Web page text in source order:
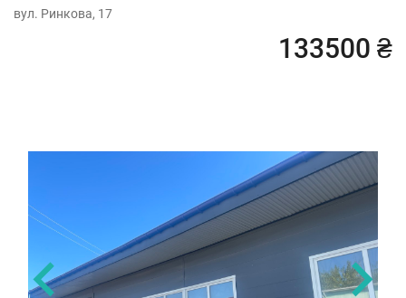
вул. Ринкова, 17
133500 ₴